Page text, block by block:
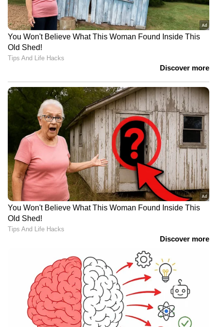
അവശനില തുടരുന്നതിനാലാണ് പരാതിക്കാരി
ഉപഭോക്തൃ കമ്മീഷനെ സമീപിച്ചത്.
പരാതിക്കാരിയുടെ നിര്‍ബന്ധത്തിന്
വഴങ്ങിയാണ് ചികിത്സ ഏറ്റെടുത്തതെന്നും
പ്രസവമോ കുട്ടിയുടെ മരണമോ തന്റെ
സ്ഥാപനത്തില്‍ നിന്നല്ല സംഭവിച്ചതെന്നുമുള്ള
ഡോക്ടറുടെ വാദം കമ്മീഷന്‍ അംഗീകരിച്ചില്ല.
ജില്ലാ ഉപഭോക്തൃമ്മീഷന്‍റെ വിധിപ്രകാരമുള്ള
തുക ഒരു മാസത്തിനകം പരാതിക്കാരിക്ക്
നല്‍കണമെന്നും വിധിയില്‍ പറഞ്ഞു.
കഠിനാധ്വാനത്തിലുടെ മറികടന്ന പോസ്റ്റ്
വുമൺ, വിസ്മയമായി മെറിൻ